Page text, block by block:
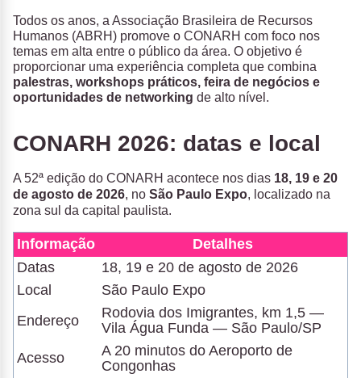
Todos os anos, a Associação Brasileira de Recursos
Humanos (ABRH) promove o CONARH com foco nos
temas em alta entre o público da área. O objetivo é
proporcionar uma experiência completa que combina
palestras, workshops práticos, feira de negócios e
oportunidades de networking de alto nível.
CONARH 2026: datas e local
A 52ª edição do CONARH acontece nos dias 18, 19 e 20
de agosto de 2026, no São Paulo Expo, localizado na
zona sul da capital paulista.
Informação
Detalhes
Datas
18, 19 e 20 de agosto de 2026
Local
São Paulo Expo
Endereço
Rodovia dos Imigrantes, km 1,5 —
Vila Água Funda — São Paulo/SP
Acesso
A 20 minutos do Aeroporto de
Congonhas